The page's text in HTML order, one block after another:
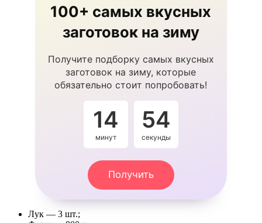
100+ самых вкусных
заготовок на зиму
Получите подборку самых вкусных
заготовок на зиму, которые
обязательно стоит попробовать!
14
минут
53
секунды
Получить
Лук — 3 шт.;